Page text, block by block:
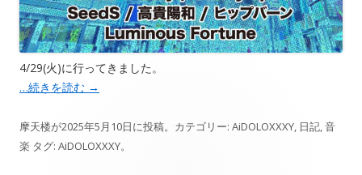
4/29(火)に行ってきました。
…続きを読む →
摩天楼が2025年5月10日に投稿。カテゴリー: AiDOLOXXXY, 日記,音
楽 タグ: AiDOLOXXXY。